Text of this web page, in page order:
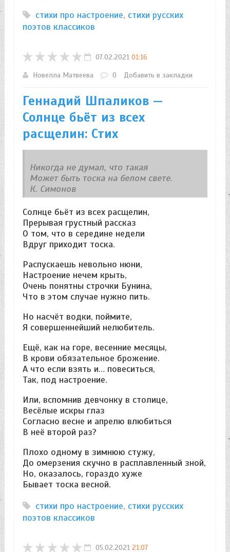
стихи про настроение, стихи русских
поэтов классиков
07.02.2021 01:16
Новелла Матвеева
0 Добавить в закладки
Геннадий Шпаликов —
Солнце бьёт из всех
расщелин: Стих
Никогда не думал, что такая
Может быть тоска на белом свете.
К. Симонов
Солнце бьёт из всех расщелин,
Прерывая грустный рассказ
О том, что в середине недели
Вдруг приходит тоска.
Распускаешь невольно нюни,
Настроение нечем крыть,
Очень понятны строчки Бунина,
Что в этом случае нужно пить.
Но насчёт водки, поймите,
Я совершеннейший нелюбитель.
Ещё, как на горе, весенние месяцы,
В крови обязательное брожение.
А что если взять и… повеситься,
Так, под настроение.
Или, вспомнив девчонку в столице,
Весёлые искры глаз
Согласно весне и апрелю влюбиться
В неё второй раз?
Плохо одному в зимнюю стужу,
До омерзения скучно в расплавленный зной,
Но, оказалось, гораздо хуже
Бывает тоска весной.
стихи про настроение, стихи русских
поэтов классиков
05.02.2021 21:07